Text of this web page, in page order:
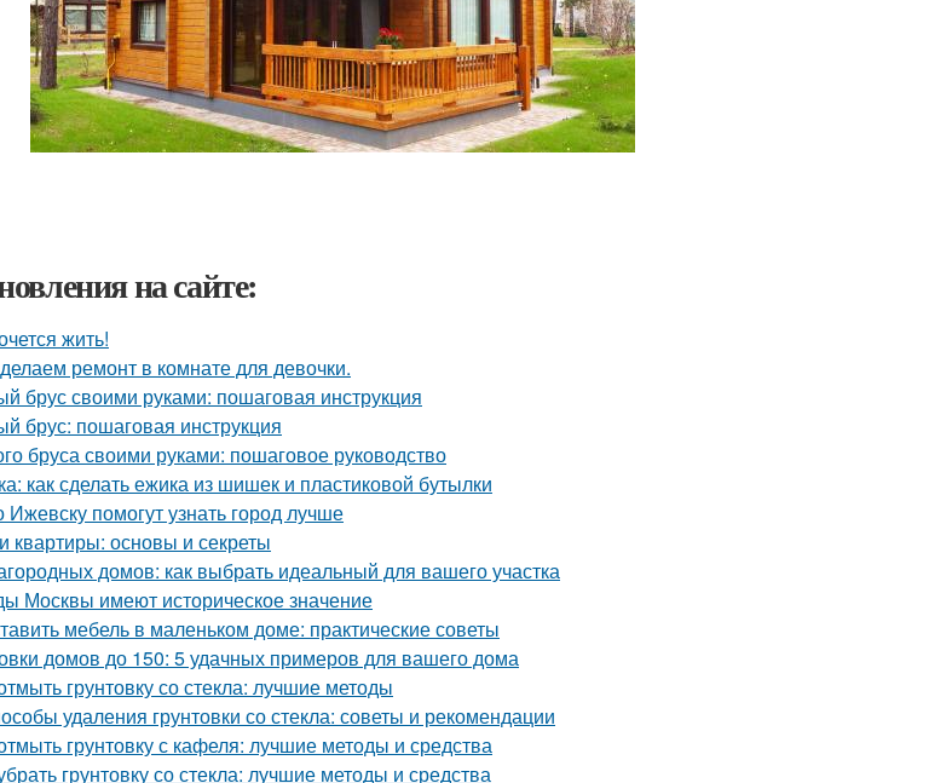
на сайте:
жить!
ремонт в комнате для девочки.
брус своими руками: пошаговая инструкция
брус: пошаговая инструкция
бруса своими руками: пошаговое руководство
как сделать ежика из шишек и пластиковой бутылки
Ижевску помогут узнать город лучше
квартиры: основы и секреты
домов: как выбрать идеальный для вашего участка
Москвы имеют историческое значение
мебель в маленьком доме: практические советы
домов до 150: 5 удачных примеров для вашего дома
грунтовку со стекла: лучшие методы
удаления грунтовки со стекла: советы и рекомендации
грунтовку с кафеля: лучшие методы и средства
грунтовку со стекла: лучшие методы и средства